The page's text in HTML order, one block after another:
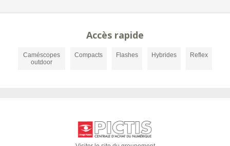
Accès rapide
Caméscopes
outdoor
Compacts Flashes Hybrides Reflex